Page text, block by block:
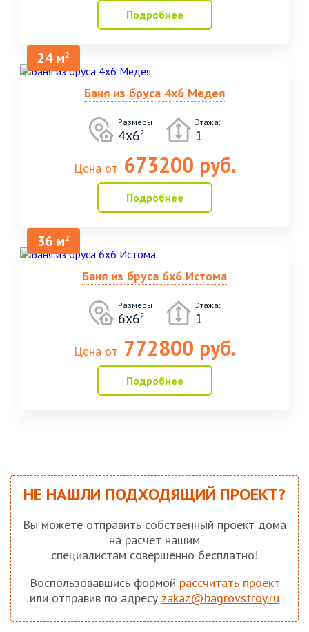
Подробнее
24 м2
Баня из бруса 4х6 Медея
Размеры
4х62
Этажа:
1
Цена от 673200 руб.
Подробнее
36 м2
Баня из бруса 6х6 Истома
Размеры
6х62
Этажа:
1
Цена от 772800 руб.
Подробнее
НЕ НАШЛИ ПОДХОДЯЩИЙ ПРОЕКТ?
Вы можете отправить собственный проект дома
на расчет нашим
специалистам совершенно бесплатно!
Воспользовавшись формой рассчитать проект
или отправив по адресу zakaz@bagrovstroy.ru